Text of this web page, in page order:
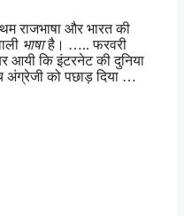
राजभाषा और भारत की
भाषाहै। ….. फरवरी
आयी कि इंटरनेट की दुनिया
अंग्रेजी को पछाड़ दिया …